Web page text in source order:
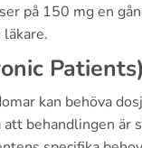
på 150 mg en
Patients)
kan behöva
behandlingen är